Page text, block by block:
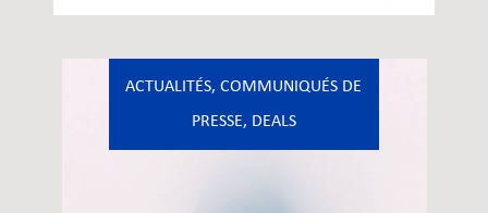
ACTUALITÉS,COMMUNIQUÉS DE
PRESSE, DEALS